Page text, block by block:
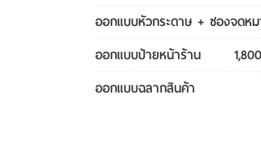
ออกแบบหัวกระดาษ + ซองจดห
ออกแบบป้ายหน้าร้าน
ออกแบบฉลากสินค้า